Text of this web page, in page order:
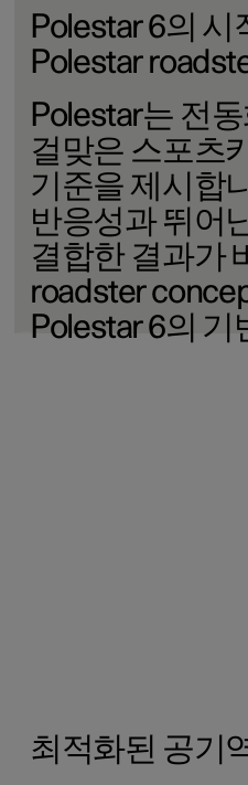
Polestar 6의 시
Polestar
Polestar는 전
걸맞은 스포츠
기준을제시합
반응성과 뛰어
결합한 결과가
roadster
Polestar 6의 기
최적화된 공기